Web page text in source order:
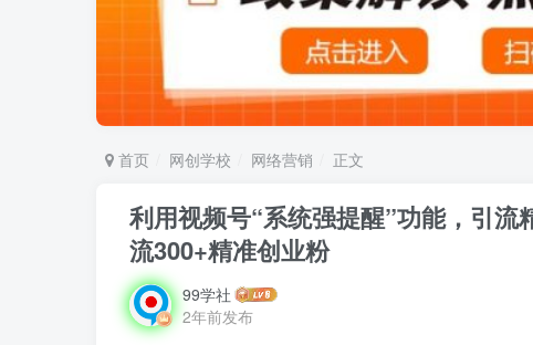
首页 网创学校 网络营销 正文
利用视频号“系统强提醒”功能，引
流300+精准创业粉
99学社
2年前发布